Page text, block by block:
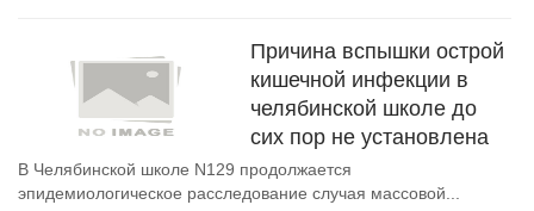
Причина вспышки острой
кишечной инфекции в
челябинской школе до
сих пор не установлена
В Челябинской школе N129 продолжается
эпидемиологическое расследование случая массовой...